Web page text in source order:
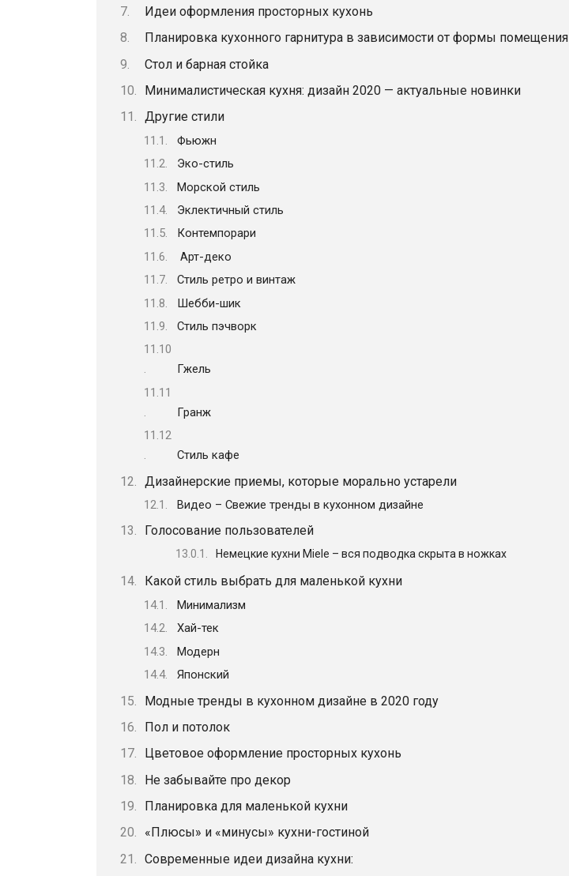
Идеи оформления просторных кухонь
Планировка кухонного гарнитура в зависимости от формы помещения
Стол и барная стойка
Минималистическая кухня: дизайн 2020 — актуальные новинки
Другие стили
Фьюжн
Эко-стиль
Морской стиль
Эклектичный стиль
Контемпорари
Арт-деко
Стиль ретро и винтаж
Шебби-шик
Стиль пэчворк
Гжель
Гранж
Стиль кафе
Дизайнерские приемы, которые морально устарели
Видео – Свежие тренды в кухонном дизайне
Голосование пользователей
Немецкие кухни Miele – вся подводка скрыта в ножках
Какой стиль выбрать для маленькой кухни
Минимализм
Хай-тек
Модерн
Японский
Модные тренды в кухонном дизайне в 2020 году
Пол и потолок
Цветовое оформление просторных кухонь
Не забывайте про декор
Планировка для маленькой кухни
«Плюсы» и «минусы» кухни-гостиной
Современные идеи дизайна кухни: